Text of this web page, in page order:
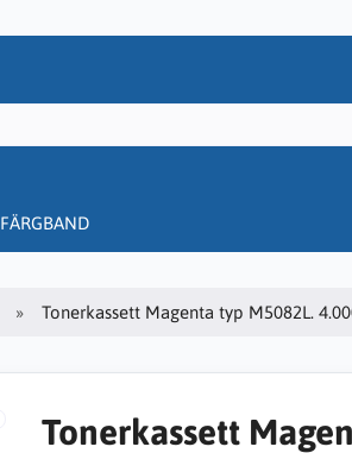
FÄRGBAND
Tonerkassett Magenta typ M5082L.
Tonerkassett